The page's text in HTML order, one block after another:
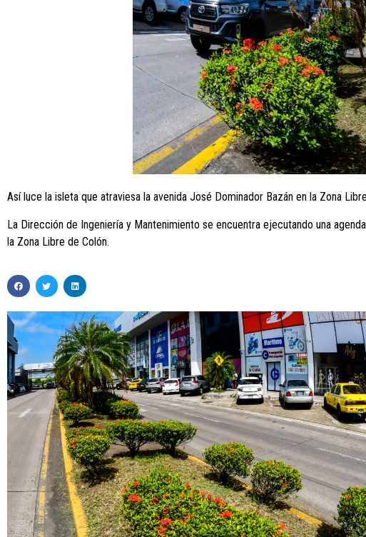
Así luce la isleta que atraviesa la avenida José Dominador Bazán en la Zona
La Dirección de Ingeniería y Mantenimiento se encuentra ejecutando una
la Zona Libre de Colón.